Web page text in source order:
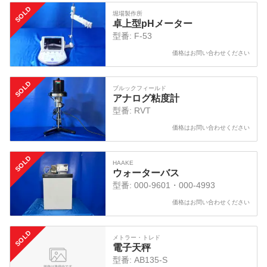
SOLD 堀場製作所
卓上型pHメーター
型番: F-53
価格はお問い合わせください
SOLD ブルックフィールド
アナログ粘度計
型番: RVT
価格はお問い合わせください
SOLD HAAKE
ウォーターバス
型番: 000-9601・000-4993
価格はお問い合わせください
SOLD メトラー・トレド
電子天秤
型番: AB135-S